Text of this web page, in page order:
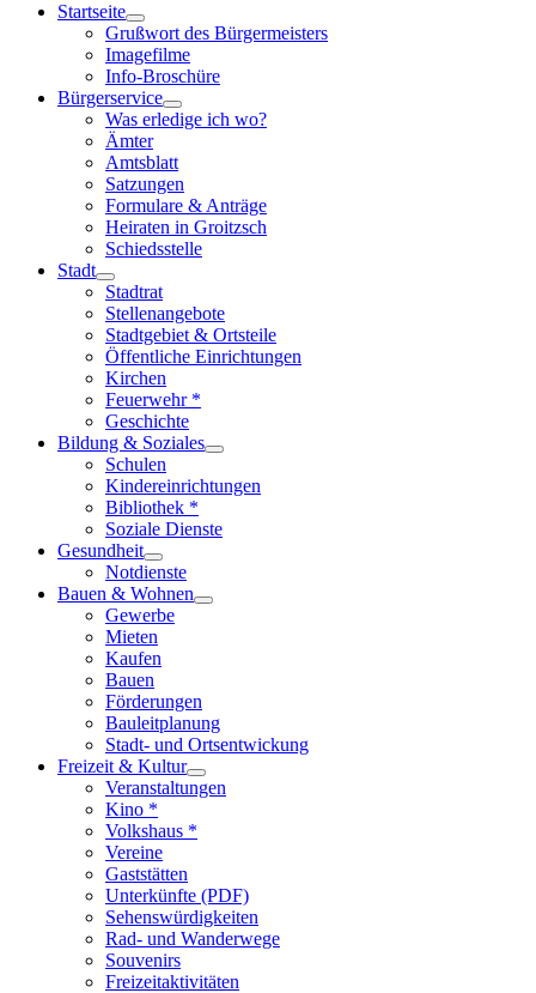
Startseite
Grußwort des Bürgermeisters
Imagefilme
Info-Broschüre
Bürgerservice
Was erledige ich wo?
Ämter
Amtsblatt
Satzungen
Formulare & Anträge
Heiraten in Groitzsch
Schiedsstelle
Stadt
Stadtrat
Stellenangebote
Stadtgebiet & Ortsteile
Öffentliche Einrichtungen
Kirchen
Feuerwehr *
Geschichte
Bildung & Soziales
Schulen
Kindereinrichtungen
Bibliothek *
Soziale Dienste
Gesundheit
Notdienste
Bauen & Wohnen
Gewerbe
Mieten
Kaufen
Bauen
Förderungen
Bauleitplanung
Stadt- und Ortsentwickung
Freizeit & Kultur
Veranstaltungen
Kino *
Volkshaus *
Vereine
Gaststätten
Unterkünfte (PDF)
Sehenswürdigkeiten
Rad- und Wanderwege
Souvenirs
Freizeitaktivitäten